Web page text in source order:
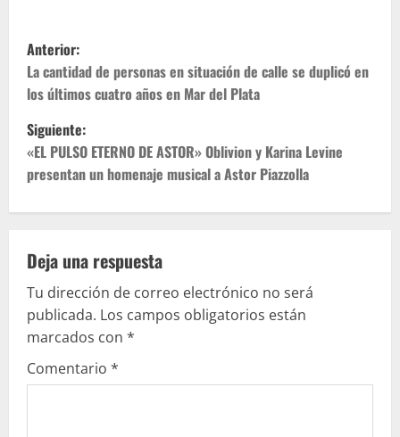
Anterior:
La cantidad de personas en situación de calle se duplicó en
los últimos cuatro años en Mar del Plata
Siguiente:
«EL PULSO ETERNO DE ASTOR» Oblivion y Karina Levine
presentan un homenaje musical a Astor Piazzolla
Deja una respuesta
Tu dirección de correo electrónico no será
publicada. Los campos obligatorios están
marcados con *
Comentario *